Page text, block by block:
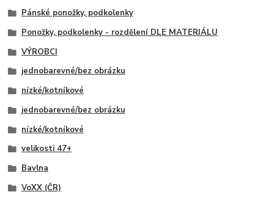
Pánské ponožky, podkolenky
Ponožky, podkolenky - rozdělení DLE MATERIÁLU
VÝROBCI
jednobarevné/bez obrázku
nízké/kotníkové
jednobarevné/bez obrázku
nízké/kotníkové
velikosti 47+
Bavlna
VoXX (ČR)